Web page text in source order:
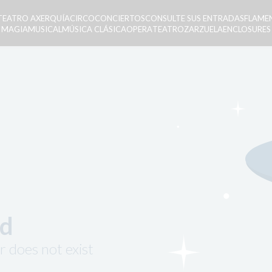
AXERQUÍACIRCOCONCIERTOSCONSULTE SUS ENTRADAS
MAGIAMUSICAL MÚSICA CLÁSICAOPERATEATROZARZUELAENCLOSURES
does not exist